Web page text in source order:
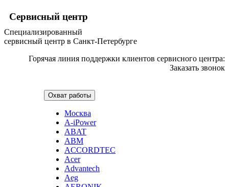
imac
имитаторов верховой езды
инерционных массажеров
инфузионных насосов
ингаляторов
инкубаторов
инспекционных камер, видеоскопов
интеллектуальных блокнотов
интерактивных досок
интерактивных панелей, цифровых постеров
интерактивных дисплеев
интерактивных комплексов
интерфейсных модулей
инверторов
ионизаторов
ip телефонов
ipad
Сервисный центр
Специализированный
сервисный центр в Санкт-Петербурге
Горячая линия поддержки клиентов сервисного центра:
Заказать звонок
Охват работы
Москва
A-iPower
ABAT
ABM
ACCORDTEC
Acer
Advantech
Aeg